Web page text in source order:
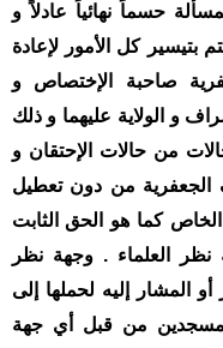
حسماً نهائياً عادلاً و
بتيسير كل الأمور لإعادة
صاحبة الإختصاص و
و الولاية عليهما و ذلك
من حالات الإحتقان و
الجعفرية من دون تعطيل
كما هو الحق الثابت
العلماء . وجهة نظر
المشار إليه لحملها إلى
من قبل أي جهة